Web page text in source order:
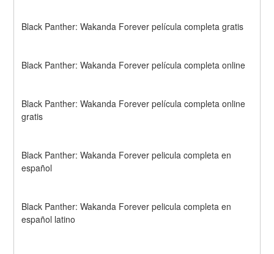
Black Panther: Wakanda Forever película completa gratis
Black Panther: Wakanda Forever película completa online
Black Panther: Wakanda Forever película completa online
gratis
Black Panther: Wakanda Forever pelicula completa en
español
Black Panther: Wakanda Forever pelicula completa en
español latino